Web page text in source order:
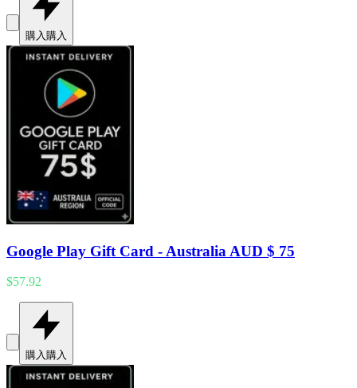
購入購入
Google Play Gift Card - Australia AUD $ 75
$57.92
購入購入